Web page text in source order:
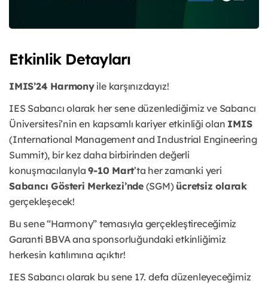
Etkinlik Detayları
IMIS’24 Harmonyile karşınızdayız!
IES Sabancı olarak her sene düzenlediğimiz ve Sabancı
Üniversitesi’nin en kapsamlı kariyer etkinliği olan IMIS
(International Management and Industrial Engineering
Summit), bir kez daha birbirinden değerli
konuşmacılarıyla9-10 Mart’ta her zamanki yeri
Sabancı Gösteri Merkezi’nde(SGM) ücretsiz olarak
gerçekleşecek!
Bu sene “Harmony” temasıyla gerçekleştireceğimiz
Garanti BBVA ana sponsorluğundaki etkinliğimiz
herkesin katılımına açıktır!
IES Sabancı olarak bu sene 17. defa düzenleyeceğimiz